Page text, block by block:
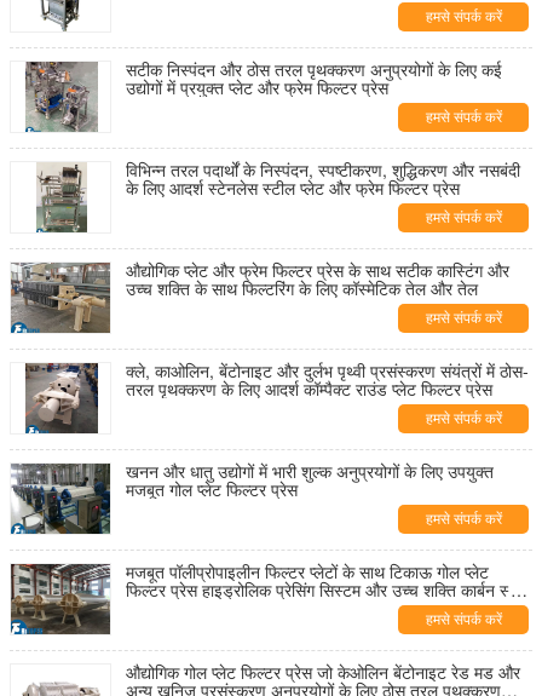
हमसे संपर्क करें
सटीक निस्पंदन और ठोस तरल पृथक्करण अनुप्रयोगों के लिए कई
उद्योगों में प्रयुक्त प्लेट और फ्रेम फिल्टर प्रेस
हमसे संपर्क करें
विभिन्न तरल पदार्थों के निस्पंदन, स्पष्टीकरण, शुद्धिकरण और नसबंदी
के लिए आदर्श स्टेनलेस स्टील प्लेट और फ्रेम फिल्टर प्रेस
हमसे संपर्क करें
औद्योगिक प्लेट और फ्रेम फिल्टर प्रेस के साथ सटीक कास्टिंग और
उच्च शक्ति के साथ फिल्टरिंग के लिए कॉस्मेटिक तेल और तेल
हमसे संपर्क करें
क्ले, काओलिन, बेंटोनाइट और दुर्लभ पृथ्वी प्रसंस्करण संयंत्रों में ठोस-
तरल पृथक्करण के लिए आदर्श कॉम्पैक्ट राउंड प्लेट फिल्टर प्रेस
हमसे संपर्क करें
खनन और धातु उद्योगों में भारी शुल्क अनुप्रयोगों के लिए उपयुक्त
मजबूत गोल प्लेट फिल्टर प्रेस
हमसे संपर्क करें
मजबूत पॉलीप्रोपाइलीन फिल्टर प्लेटों के साथ टिकाऊ गोल प्लेट
फिल्टर प्रेस हाइड्रोलिक प्रेसिंग सिस्टम और उच्च शक्ति कार्बन स्टील
हमसे संपर्क करें
औद्योगिक गोल प्लेट फिल्टर प्रेस जो केओलिन बेंटोनाइट रेड मड और
अन्य खनिज प्रसंस्करण अनुप्रयोगों के लिए ठोस तरल पृथक्करण